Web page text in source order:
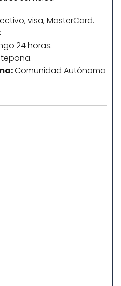
visa, MasterCard.
24 horas.
:Comunidad Autónoma